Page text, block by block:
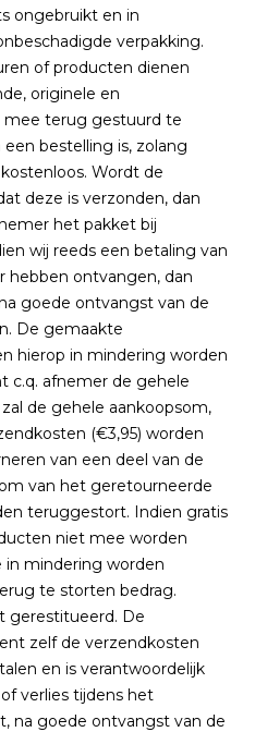
ongebruikt en in
verpakking.
of producten dienen
originele en
mee terug gestuurd te
bestelling is, zolang
Wordt de
deze is verzonden, dan
het pakket bij
wij reeds een betaling van
hebben ontvangen, dan
goede ontvangst van de
De gemaakte
hierop in mindering worden
c.q. afnemer de gehele
de gehele aankoopsom,
(€3,95) worden
van een deel van de
van het geretourneerde
teruggestort. Indien gratis
niet mee worden
mindering worden
te storten bedrag.
gerestitueerd. De
zelf de verzendkosten
en is verantwoordelijk
verlies tijdens het
na goede ontvangst van de